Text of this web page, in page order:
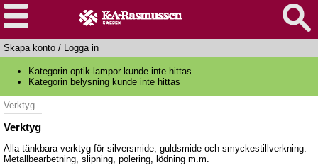
Skapa konto / Logga in
Kategorin optik-lampor kunde inte hittas
Kategorin belysning kunde inte hittas
Verktyg
Verktyg
Alla tänkbara verktyg för silversmide, guldsmide och smyckestillverkning.
Metallbearbetning, slipning, polering, lödning m.m.